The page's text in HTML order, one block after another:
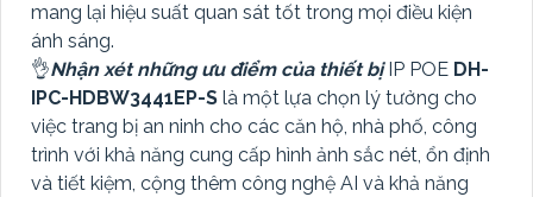
mang lại hiệu suất quan sát tốt trong mọi điều kiện
ánh sáng.
👌Nhận xét những ưu điểm của thiết bị IP POE DH-
IPC-HDBW3441EP-S là một lựa chọn lý tưởng cho
việc trang bị an ninh cho các căn hộ, nhà phố, công
trình với khả năng cung cấp hình ảnh sắc nét, ổn định
và tiết kiệm, cộng thêm công nghệ AI và khả năng